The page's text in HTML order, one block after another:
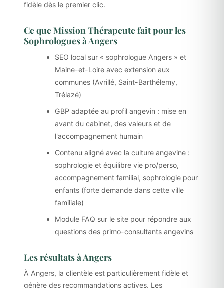
fidèle dès le premier clic.
Ce que Mission Thérapeute fait pour les
Sophrologues à Angers
SEO local sur « sophrologue Angers » et
Maine-et-Loire avec extension aux
communes (Avrillé, Saint-Barthélemy,
Trélazé)
GBP adaptée au profil angevin : mise en
avant du cabinet, des valeurs et de
l'accompagnement humain
Contenu aligné avec la culture angevine :
sophrologie et équilibre vie pro/perso,
accompagnement familial, sophrologie pour
enfants (forte demande dans cette ville
familiale)
Module FAQ sur le site pour répondre aux
questions des primo-consultants angevins
Les résultats à Angers
À Angers, la clientèle est particulièrement fidèle et
génère des recommandations actives. Les